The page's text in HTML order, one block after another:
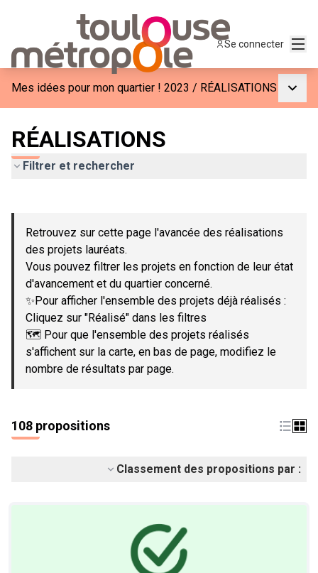
Se connecter
Mes idées pour mon quartier ! 2023 / RÉALISATIONS
RÉALISATIONS
Filtrer et rechercher
−
Retrouvez sur cette page l'avancée des réalisations
des projets lauréats.
Vous pouvez filtrer les projets en fonction de leur état
d'avancement et du quartier concerné.
✨Pour afficher l'ensemble des projets déjà réalisés :
Cliquez sur "Réalisé" dans les filtres
🗺️ Pour que l'ensemble des projets réalisés
s'affichent sur la carte, en bas de page, modifiez le
nombre de résultats par page.
108 propositions
Classement des propositions par :